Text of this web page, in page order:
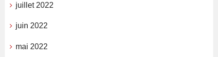
juillet 2022
juin 2022
mai 2022